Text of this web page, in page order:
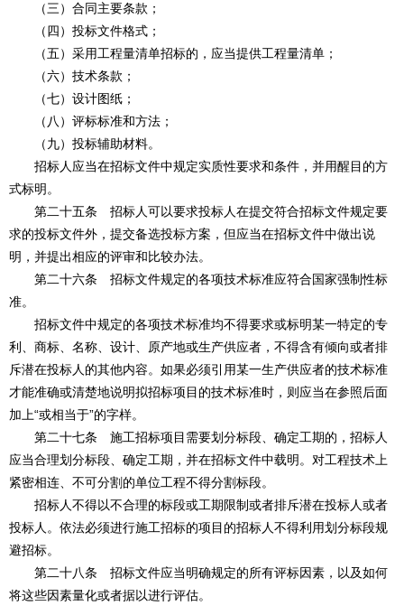
（三）合同主要条款；
（四）投标文件格式；
（五）采用工程量清单招标的，应当提供工程量清单；
（六）技术条款；
（七）设计图纸；
（八）评标标准和方法；
（九）投标辅助材料。
招标人应当在招标文件中规定实质性要求和条件，并用醒目的方
式标明。
第二十五条 招标人可以要求投标人在提交符合招标文件规定要
求的投标文件外，提交备选投标方案，但应当在招标文件中做出说
明，并提出相应的评审和比较办法。
第二十六条 招标文件规定的各项技术标准应符合国家强制性标
准。
招标文件中规定的各项技术标准均不得要求或标明某一特定的专
利、商标、名称、设计、原产地或生产供应者，不得含有倾向或者排
斥潜在投标人的其他内容。如果必须引用某一生产供应者的技术标准
才能准确或清楚地说明拟招标项目的技术标准时，则应当在参照后面
加上“或相当于”的字样。
第二十七条 施工招标项目需要划分标段、确定工期的，招标人
应当合理划分标段、确定工期，并在招标文件中载明。对工程技术上
紧密相连、不可分割的单位工程不得分割标段。
招标人不得以不合理的标段或工期限制或者排斥潜在投标人或者
投标人。依法必须进行施工招标的项目的招标人不得利用划分标段规
避招标。
第二十八条 招标文件应当明确规定的所有评标因素，以及如何
将这些因素量化或者据以进行评估。